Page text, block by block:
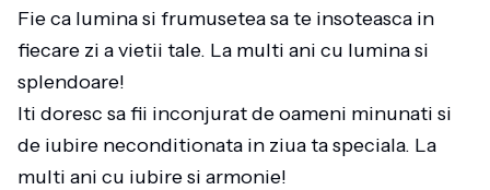
Fie ca lumina si frumusetea sa te insoteasca in
fiecare zi a vietii tale. La multi ani cu lumina si
splendoare!
Iti doresc sa fii inconjurat de oameni minunati si
de iubire neconditionata in ziua ta speciala. La
multi ani cu iubire si armonie!